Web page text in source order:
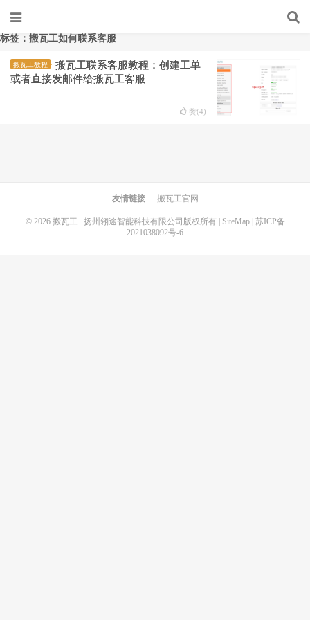
标签：搬瓦工如何联系客服
搬瓦工教程
搬瓦工联系客服教程：创建工单
或者直接发邮件给搬瓦工客服
赞(4)
友情链接 搬瓦工官网
© 2026 搬瓦工扬州翎途智能科技有限公司版权所有 | SiteMap| 苏ICP备
2021038092号-6